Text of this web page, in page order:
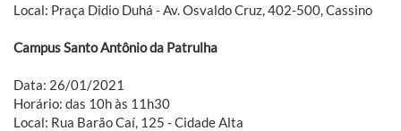
Local: Praça Didio Duhá - Av. Osvaldo Cruz, 402-500, Cassino
Campus Santo Antônio da Patrulha
Data: 26/01/2021
Horário: das 10h às 11h30
Local: Rua Barão Caí, 125 - Cidade Alta